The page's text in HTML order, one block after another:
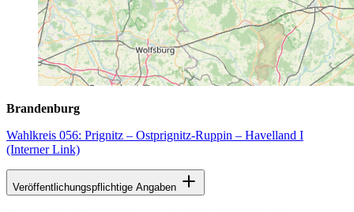
Brandenburg
Wahlkreis 056: Prignitz – Ostprignitz-Ruppin – Havelland I
(Interner Link)
Veröffentlichungspflichtige Angaben